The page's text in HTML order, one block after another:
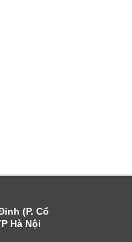
(P. Cổ
Hà Nội